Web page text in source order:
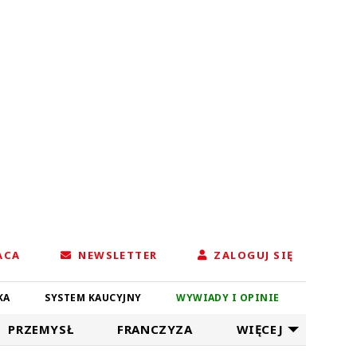
NEWSLETTER ZALOGUJ SIĘ
SYSTEM KAUCYJNY WYWIADY I OPINIE
PRZEMYSŁ FRANCZYZA WIĘCEJ